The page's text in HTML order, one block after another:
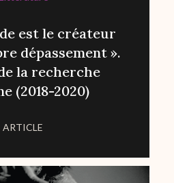
est le créateur
dépassement ».
la recherche
(2018-2020)
ARTICLE